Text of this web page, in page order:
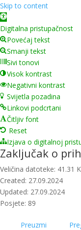
Skip to content
Open toolbar
Digitalna pristupačnost
Povećaj tekst
Smanji tekst
Sivi tonovi
Visok kontrast
Negativni kontrast
Svijetla pozadina
Linkovi podcrtani
Čitljiv font
Reset
Izjava o digitalnoj
Zaključak o
Veličina datoteke: 41.31
Created: 27.09.2024
Updated: 27.09.2024
Posjete: 89
Preuzmi